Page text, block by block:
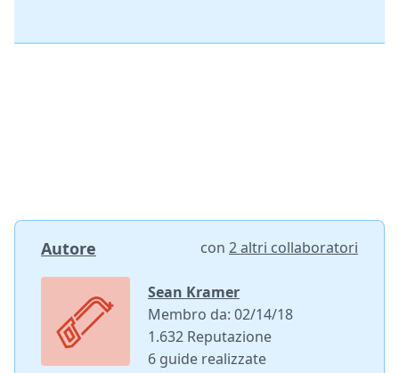
Autore con 2 altri collaboratori
Sean Kramer
Membro da: 02/14/18
1.632 Reputazione
6 guide realizzate